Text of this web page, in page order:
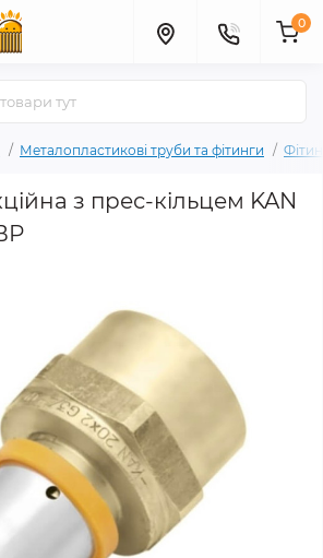
0
Металопластикові труби та фітинги
з прес-кільцем KAN